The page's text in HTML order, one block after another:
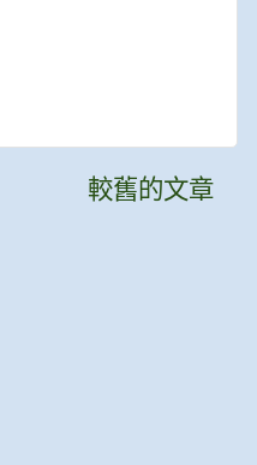
較舊的文章